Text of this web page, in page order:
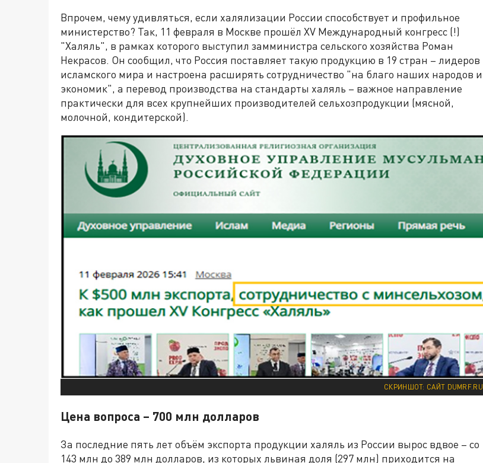
Впрочем, чему удивляться, если халялизации России способствует и профильное
министерство? Так, 11 февраля в Москве прошёл XV Международный конгресс (!)
"Халяль", в рамках которого выступил замминистра сельского хозяйства Роман
Некрасов. Он сообщил, что Россия поставляет такую продукцию в 19 стран – лидеров
исламского мира и настроена расширять сотрудничество "на благо наших народов и
экономик", а перевод производства на стандарты халяль – важное направление
практически для всех крупнейших производителей сельхозпродукции (мясной,
молочной, кондитерской).
СКРИНШОТ: САЙТ DUMRF.RU
Цена вопроса – 700 млн долларов
За последние пять лет объём экспорта продукции халяль из России вырос вдвое – со
143 млн до 389 млн долларов, из которых львиная доля (297 млн) приходится на